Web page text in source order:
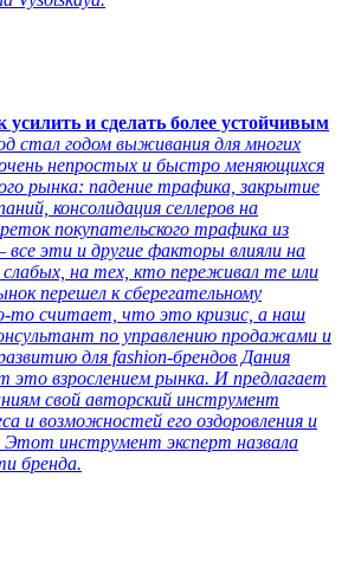
усилить и сделать более устойчивым
стал годом выживания для многих
непростых и быстро меняющихся
рынка: падение трафика, закрытие
консолидация селлеров на
покупательского трафика из
все эти и другие факторы влияли на
слабых, на тех, кто переживал те или
перешел к сберегательному
то считает, что это кризис, а наш
по управлению продажами и
для fashion-брендов Дания
это взрослением рынка. И предлагает
свой авторский инструмент
и возможностей его оздоровления и
Этот инструмент эксперт назвала
бренда.